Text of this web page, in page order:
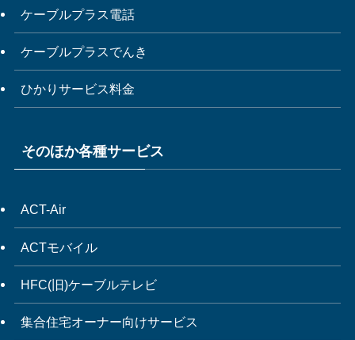
ケーブルプラス電話
ケーブルプラスでんき
ひかりサービス料金
そのほか各種サービス
ACT-Air
ACTモバイル
HFC(旧)ケーブルテレビ
集合住宅オーナー向けサービス